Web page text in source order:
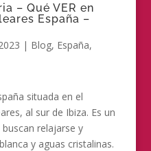
– Qué VER en
España –
| Blog, España,
situada en el
al sur de Ibiza. Es un
relajarse y
y aguas cristalinas.